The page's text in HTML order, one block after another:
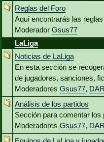
Reglas del Foro
Aquí encontrarás las
Moderador Gsus77
LaLiga
Noticias de LaLiga
En esta sección se
de jugadores, sanciones,
Moderadores Gsus77,
Análisis de los partidos
Sección para comentar los
Moderadores Gsus77,